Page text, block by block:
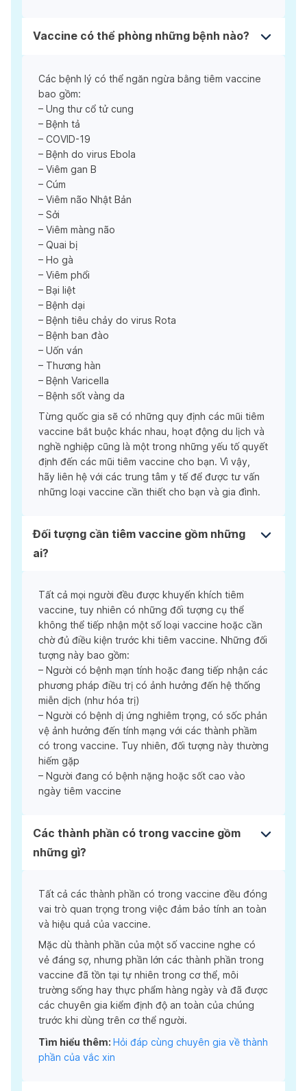
Vaccine có thể phòng những bệnh nào?
Các bệnh lý có thể ngăn ngừa bằng tiêm vaccine
bao gồm:
– Ung thư cổ tử cung
– Bệnh tả
– COVID-19
– Bệnh do virus Ebola
– Viêm gan B
– Cúm
– Viêm não Nhật Bản
– Sởi
– Viêm màng não
– Quai bị
– Ho gà
– Viêm phổi
– Bại liệt
– Bệnh dại
– Bệnh tiêu chảy do virus Rota
– Bệnh ban đào
– Uốn ván
– Thương hàn
– Bệnh Varicella
– Bệnh sốt vàng da
Từng quốc gia sẽ có những quy định các mũi tiêm
vaccine bắt buộc khác nhau, hoạt động du lịch và
nghề nghiệp cũng là một trong những yếu tố quyết
định đến các mũi tiêm vaccine cho bạn. Vì vậy,
hãy liên hệ với các trung tâm y tế để được tư vấn
những loại vaccine cần thiết cho bạn và gia đình.
Đối tượng cần tiêm vaccine gồm những
ai?
Tất cả mọi người đều được khuyến khích tiêm
vaccine, tuy nhiên có những đối tượng cụ thể
không thể tiếp nhận một số loại vaccine hoặc cần
chờ đủ điều kiện trước khi tiêm vaccine. Những đối
tượng này bao gồm:
– Người có bệnh mạn tính hoặc đang tiếp nhận các
phương pháp điều trị có ảnh hưởng đến hệ thống
miễn dịch (như hóa trị)
– Người có bệnh dị ứng nghiêm trọng, có sốc phản
vệ ảnh hưởng đến tính mạng với các thành phầm
có trong vaccine. Tuy nhiên, đối tượng này thường
hiếm gặp
– Người đang có bệnh nặng hoặc sốt cao vào
ngày tiêm vaccine
Các thành phần có trong vaccine gồm
những gì?
Tất cả các thành phần có trong vaccine đều đóng
vai trò quan trọng trong việc đảm bảo tính an toàn
và hiệu quả của vaccine.
Mặc dù thành phần của một số vaccine nghe có
vẻ đáng sợ, nhưng phần lớn các thành phần trong
vaccine đã tồn tại tự nhiên trong cơ thể, môi
trường sống hay thực phẩm hàng ngày và đã được
các chuyên gia kiểm định độ an toàn của chúng
trước khi dùng trên cơ thể người.
Tìm hiểu thêm: Hỏi đáp cùng chuyên gia về thành
phần của vắc xin